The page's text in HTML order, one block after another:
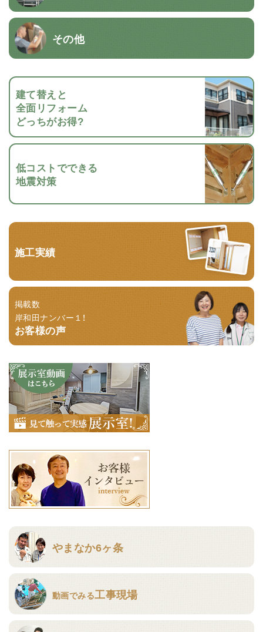
その他
建て替えと
全面リフォーム
どっちがお得?
低コストでできる
地震対策
施工実績
掲載数
岸和田ナンバー１！
お客様の声
やまなか6ヶ条
動画でみる工事現場